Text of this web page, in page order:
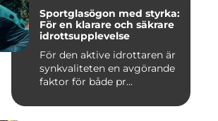
Sportglasögon med styrka:
För en klarare och säkrare
idrottsupplevelse
För den aktive idrottaren är
synkvaliteten en avgörande
faktor för både pr...